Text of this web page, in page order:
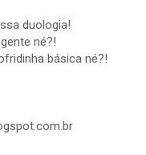
duologia!
né?!
básica né?!